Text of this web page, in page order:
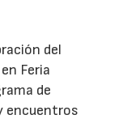
del
Feria
de
encuentros